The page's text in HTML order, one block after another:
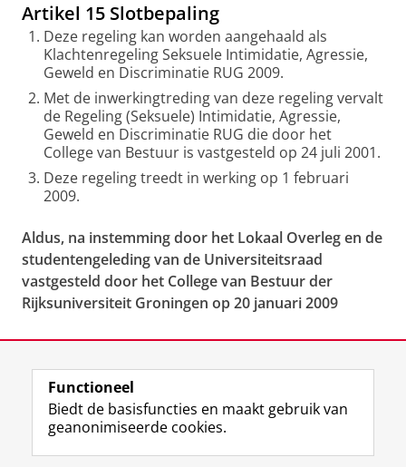
Artikel 15 Slotbepaling
Deze regeling kan worden aangehaald als
Klachtenregeling Seksuele Intimidatie, Agressie,
Geweld en Discriminatie RUG 2009.
Met de inwerkingtreding van deze regeling vervalt
de Regeling (Seksuele) Intimidatie, Agressie,
Geweld en Discriminatie RUG die door het
College van Bestuur is vastgesteld op 24 juli 2001.
Deze regeling treedt in werking op 1 februari
2009.
Aldus, na instemming door het Lokaal Overleg en de
studentengeleding van de Universiteitsraad
vastgesteld door het College van Bestuur der
Rijksuniversiteit Groningen op 20 januari 2009
View this page in:English
Volg de RUG
F
L
R I
Y
Functioneel
Biedt de basisfuncties en maakt gebruik van
geanonimiseerde cookies.